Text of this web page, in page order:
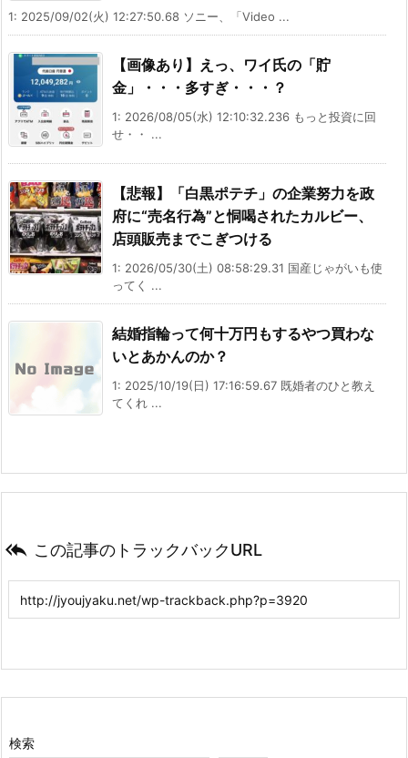
1: 2025/09/02(火) 12:27:50.68 ソニー、「Video ...
【画像あり】えっ、ワイ氏の「貯
金」・・・多すぎ・・・？
1: 2026/08/05(水) 12:10:32.236 もっと投資に回
せ・・ ...
【悲報】「白黒ポテチ」の企業努力を政
府に“売名行為”と恫喝されたカルビー、
店頭販売までこぎつける
1: 2026/05/30(土) 08:58:29.31 国産じゃがいも使
ってく ...
結婚指輪って何十万円もするやつ買わな
いとあかんのか？
1: 2025/10/19(日) 17:16:59.67 既婚者のひと教え
てくれ ...
 この記事のトラックバックURL
検索